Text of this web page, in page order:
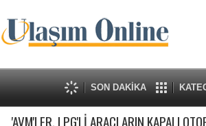
SON DAKİKA
'AVM'LER, LPG'Lİ ARAÇLARIN KAPALI